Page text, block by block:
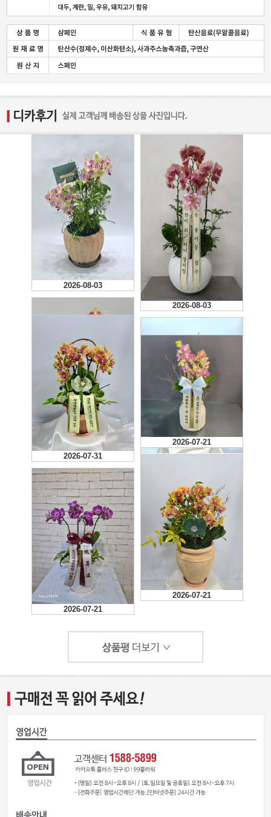
2026-08-03
2026-08-03
2026-07-31
2026-07-31
2026-07-21
2026-07-21
2026-07-21